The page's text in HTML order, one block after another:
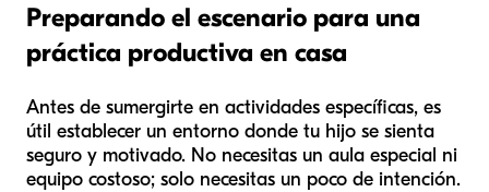
Preparando el escenario para una
práctica productiva en casa
Antes de sumergirte en actividades específicas, es
útil establecer un entorno donde tu hijo se sienta
seguro y motivado. No necesitas un aula especial ni
equipo costoso; solo necesitas un poco de intención.